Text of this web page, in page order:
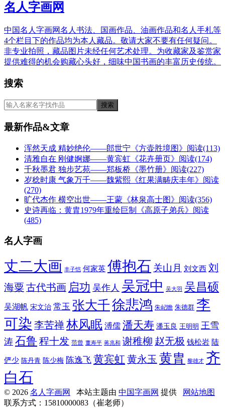
名人字画网
中国名人字画网名人书法、国画作品、油画作品和名人手札等
4个栏目下的作品均为本人藏品。敬请大家不要有任何疑问。
非专业拍照，藏品图片未经任何艺术处理。为收藏家及鉴赏家
提供难得的机会购藏心头好，细味中国书画的丰富历史传统。
搜索
最新作品&文章
浑然天成 精妙绝伦——郎世宁《方壶胜境图》 阅读(113)
清雅自在 刚健婀娜——黄宾虹《花卉册页》 阅读(174)
千秋墨君 独步艺苑——郑板桥《墨竹册》 阅读(227)
岁稔时康 气象万千——魏紫熙《红果满畴庆丰年》 阅读
(270)
旷代杰作 横空出世——王蒙《林泉高士图》 阅读(356)
史诗再临：黄胄1979年重绘巨制《高原子弟兵》 阅读
(485)
名人字画
丈二大画 丰子恺 何家英 傅抱石 关山月 刘文西 刘
海粟 古代书画 启功 吴作人 吴冠中 吴大羽 吴昌硕
吴湖帆 宋文治 常玉 张大千徐悲鸿 朱屺瞻 朱德群 李
可染 李苦禅林风眠 溥儒 潘天寿 潘玉良 王明明 王雪
涛 石鲁 程十发 范曾 董寿平 蒋兆和 谢稚柳 赵无极 钱松岩 陆
俨少 陈丹青 陈少梅 陈逸飞 黄宾虹 黄永玉 黄胄 黎雄才 齐
白石
© 2026 名人字画网 本站主题由 中国字画网 提供
网站地图
联系方式：15810000083（崔老师）